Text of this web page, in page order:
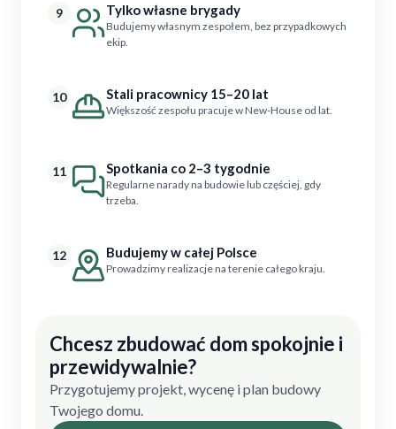
9 Tylko własne brygady
Budujemy własnym zespołem, bez przypadkowych
ekip.
10 Stali pracownicy 15–20 lat
Większość zespołu pracuje w New-House od lat.
11 Spotkania co 2–3 tygodnie
Regularne narady na budowie lub częściej, gdy
trzeba.
12 Budujemy w całej Polsce
Prowadzimy realizacje na terenie całego kraju.
Chcesz zbudować dom spokojnie i
przewidywalnie?
Przygotujemy projekt, wycenę i plan budowy
Twojego domu.